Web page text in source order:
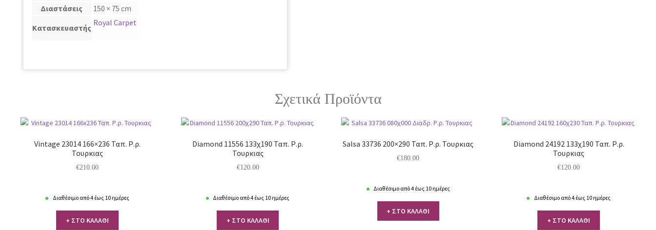
Διαστάσεις
150 × 75 cm
Κατασκευαστής
Royal Carpet
Σχετικά Προϊόντα
Vintage 23014 166×236 Ταπ. Ρ.ρ.
Τουρκιας
€210.00
Διαθέσιμο από 4 έως 10 ημέρες
+ ΣΤΟ ΚΑΛΑΘΙ
Diamond 11556 133χ190 Ταπ. Ρ.ρ.
Τουρκιας
€120.00
Διαθέσιμο από 4 έως 10 ημέρες
+ ΣΤΟ ΚΑΛΑΘΙ
Salsa 33736 200×290 Ταπ. Ρ.ρ. Τουρκιας
€180.00
Διαθέσιμο από 4 έως 10 ημέρες
+ ΣΤΟ ΚΑΛΑΘΙ
Diamond 24192 133χ190 Ταπ. Ρ.ρ.
Τουρκιας
€120.00
Διαθέσιμο από 4 έως 10 ημέρες
+ ΣΤΟ ΚΑΛΑΘΙ